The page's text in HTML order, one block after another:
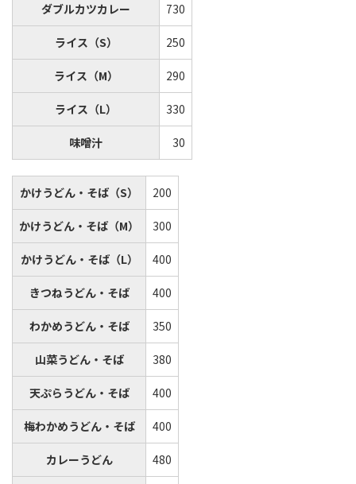
ダブルカツカレー 730
ライス（S） 250
ライス（M） 290
ライス（L） 330
味噌汁 30
かけうどん・そば（S） 200
かけうどん・そば（M） 300
かけうどん・そば（L） 400
きつねうどん・そば 400
わかめうどん・そば 350
山菜うどん・そば 380
天ぷらうどん・そば 400
梅わかめうどん・そば 400
カレーうどん 480